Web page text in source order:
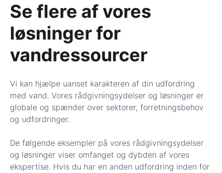
Se flere af vores
løsninger for
vandressourcer
Vi kan hjælpe uanset karakteren af din udfordring
med vand. Vores rådgivningsydelser og løsninger er
globale og spænder over sektorer, forretningsbehov
og udfordringer.
De følgende eksempler på vores rådgivningsydelser
og løsninger viser omfanget og dybden af vores
ekspertise. Hvis du har en anden udfordring inden for